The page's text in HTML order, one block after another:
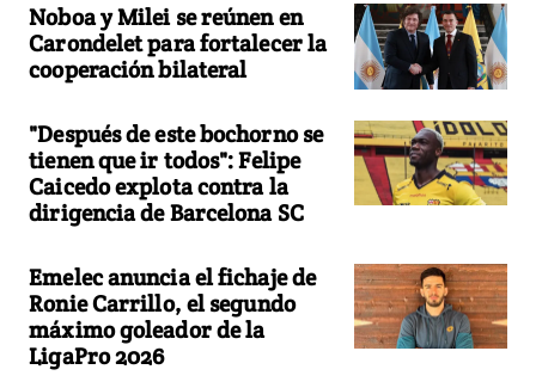
Noboa y Milei se reúnen en
Carondelet para fortalecer la
cooperación bilateral
"Después de este bochorno se
tienen que ir todos": Felipe
Caicedo explota contra la
dirigencia de Barcelona SC
Emelec anuncia el fichaje de
Ronie Carrillo, el segundo
máximo goleador de la
LigaPro 2026